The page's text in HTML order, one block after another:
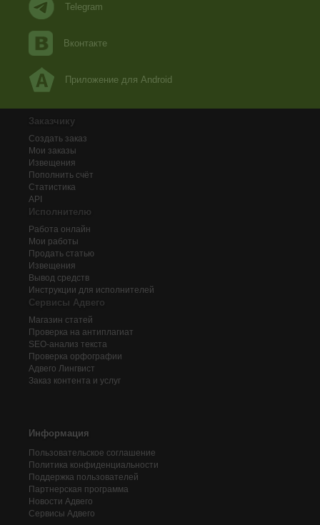
Telegram
Вконтакте
Приложение для Android
Заказчику
Создать заказ
Мои заказы
Извещения
Пополнить счёт
Статистика
API
Исполнителю
Работа онлайн
Мои работы
Продать статью
Извещения
Вывод средств
Инструкции для исполнителей
Сервисы Адвего
Магазин статей
Проверка на антиплагиат
SEO-анализ текста
Проверка орфографии
Адвего Лингвист
Заказ контента и услуг
Информация
Пользовательское соглашение
Политика конфиденциальности
Поддержка пользователей
Партнерская программа
Новости Адвего
Сервисы Адвего